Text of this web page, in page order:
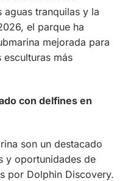
tranquilas y la
el parque ha
mejorada para
más
con delfines en
son un destacado
y oportunidades de
por Dolphin Discovery.